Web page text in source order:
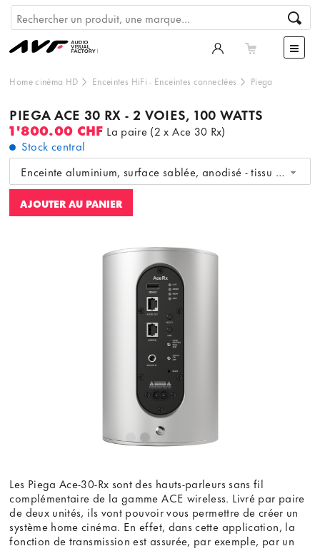
Home cinéma HD Enceintes HiFi - Enceintes connectées Piega
PIEGA ACE 30 RX - 2 VOIES, 100 WATTS
1'800.00 CHF La paire (2 x Ace 30 Rx)
Stock central
Enceinte aluminium, surface sablée, anodisé - tissu argent
AJOUTER AU PANIER
Ce contenu est hébergé par un tiers. En affichant le
contenu externe, vous acceptez les
youtube.com.
Ne plus demander
Les Piega Ace-30-Rx sont des hauts-parleurs sans fil
complémentaire de la gamme ACE wireless. Livré par paire
de deux unités, ils vont pouvoir vous permettre de créer un
système home cinéma. En effet, dans cette application, la
fonction de transmission est assurée, par exemple, par un